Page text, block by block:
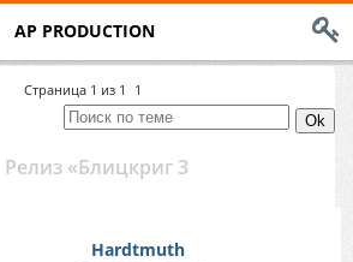
AP PRODUCTION
Страница 1 из 1 1
Релиз «Блицкриг 3
Hardtmuth